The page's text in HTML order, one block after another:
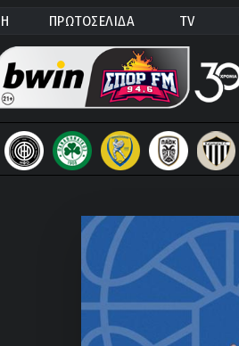
ΠΡΩΤΟΣΕΛΙΔΑ TV